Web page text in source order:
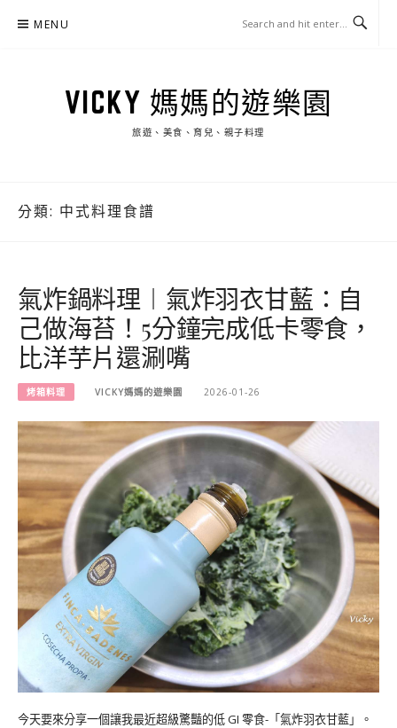
MENU
VICKY 媽媽的遊樂園
旅遊、美食、育兒、親子料理
分類: 中式料理食譜
氣炸鍋料理︱氣炸羽衣甘藍：自
己做海苔！5分鐘完成低卡零食，
比洋芋片還涮嘴
烤箱料理 VICKY媽媽的遊樂園 2026-01-26
今天要來分享一個讓我最近超級驚豔的低 GI 零食-「氣炸羽衣甘藍」。